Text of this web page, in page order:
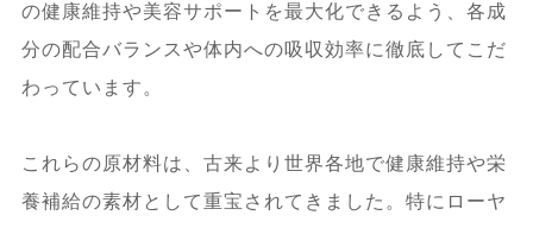
9.2.SNSや口コミによるユーザートレン
ド解析
の展望
の健康維持や美容サポートを最大化できるよう、各成
分の配合バランスや体内への吸収効率に徹底してこだ
わっています。
これらの原材料は、古来より世界各地で健康維持や栄
養補給の素材として重宝されてきました。特にローヤ